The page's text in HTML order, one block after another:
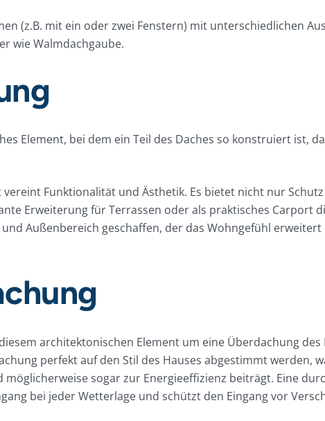
(z.B. mit ein oder zwei Fenstern) mit unterschiedlichen
wie Walmdachgaube.
Element, bei dem ein Teil des Daches so konstruiert ist,
Funktionalität und Ästhetik. Es bietet nicht nur
Erweiterung für Terrassen oder als praktisches Carport
Außenbereich geschaffen, der das Wohngefühl
architektonischen Element um eine Überdachung
perfekt auf den Stil des Hauses abgestimmt werden,
sogar zur Energieeffizienz beiträgt. Eine
bei jeder Wetterlage und schützt den Eingang vor